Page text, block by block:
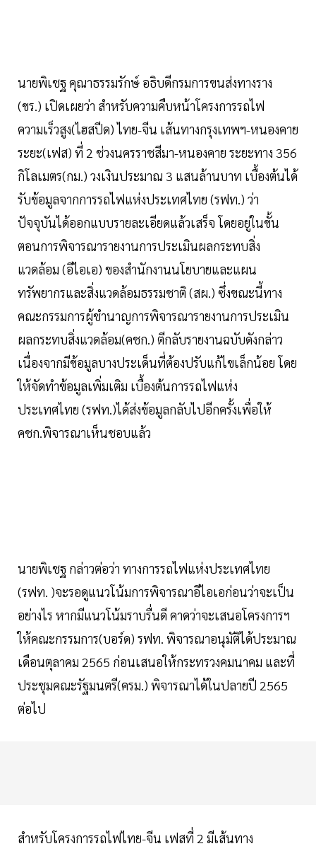
นายพิเชฐ คุณาธรรมรักษ์ อธิบดีกรมการขนส่งทางราง
(ขร.) เปิดเผยว่า สำหรับความคืบหน้าโครงการรถไฟ
ความเร็วสูง(ไฮสปีด) ไทย-จีน เส้นทางกรุงเทพฯ-หนองคาย
ระยะ(เฟส) ที่ 2 ช่วงนครราชสีมา-หนองคาย ระยะทาง 356
กิโลเมตร(กม.) วงเงินประมาณ 3 แสนล้านบาท เบื้องต้นได้
รับข้อมูลจากการรถไฟแห่งประเทศไทย (รฟท.) ว่า
ปัจจุบันได้ออกแบบรายละเอียดแล้วเสร็จ โดยอยู่ในขั้น
ตอนการพิจารณารายงานการประเมินผลกระทบสิ่ง
แวดล้อม (อีไอเอ) ของสำนักงานนโยบายและแผน
ทรัพยากรและสิ่งแวดล้อมธรรมชาติ (สผ.) ซึ่งขณะนี้ทาง
คณะกรรมการผู้ชำนาญการพิจารณารายงานการประเมิน
ผลกระทบสิ่งแวดล้อม(คชก.) ตีกลับรายงานฉบับดังกล่าว
เนื่องจากมีข้อมูลบางประเด็นที่ต้องปรับแก้ไขเล็กน้อย โดย
ให้จัดทำข้อมูลเพิ่มเติม เบื้องต้นการรถไฟแห่ง
ประเทศไทย (รฟท.)ได้ส่งข้อมูลกลับไปอีกครั้งเพื่อให้
คชก.พิจารณาเห็นชอบแล้ว
นายพิเชฐ กล่าวต่อว่า ทางการรถไฟแห่งประเทศไทย
(รฟท. )จะรอดูแนวโน้มการพิจารณาอีไอเอก่อนว่าจะเป็น
อย่างไร หากมีแนวโน้มราบรื่นดี คาดว่าจะเสนอโครงการฯ
ให้คณะกรรมการ(บอร์ด) รฟท. พิจารณาอนุมัติได้ประมาณ
เดือนตุลาคม 2565 ก่อนเสนอให้กระทรวงคมนาคม และที่
ประชุมคณะรัฐมนตรี(ครม.) พิจารณาได้ในปลายปี 2565
ต่อไป
สำหรับโครงการรถไฟไทย-จีน เฟสที่ 2 มีเส้นทาง